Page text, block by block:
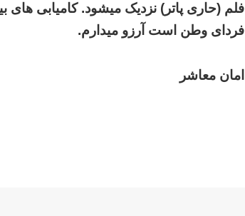
فلم (حاری پاتر) نزدیک میشود. کامیابی های
فردای وطن است آرزو میدارم.
امان معاشر